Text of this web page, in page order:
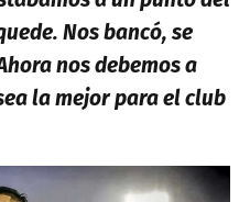
Nos bancó, se
nos debemos a
la mejor para el club